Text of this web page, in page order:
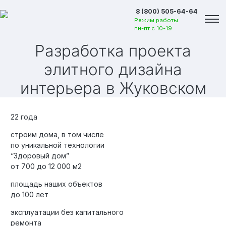
8 (800) 505-64-64
Режим работы:
пн-пт с 10-19
Вакансии
Разработка проекта
элитного дизайна
интерьера в Жуковском
22 года
строим дома, в том числе
по уникальной технологии
“Здоровый дом”
от 700 до 12 000 м2
площадь наших объектов
до 100 лет
эксплуатации без капитального
ремонта